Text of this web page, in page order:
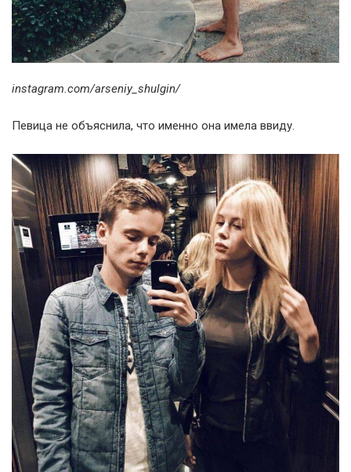
instagram.com/arseniy_shulgin/
Певица не объяснила, что именно она имела ввиду.